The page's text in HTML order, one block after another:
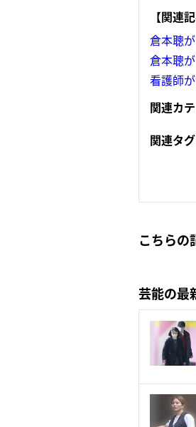
【関連
倉本聰
倉本聰
看護師
関連カ
関連タ
こちらの
芸能の最